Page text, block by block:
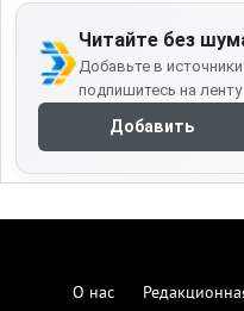
Читайте без
Добавьте в
подпишитесь на ленту
Добавить
О нас